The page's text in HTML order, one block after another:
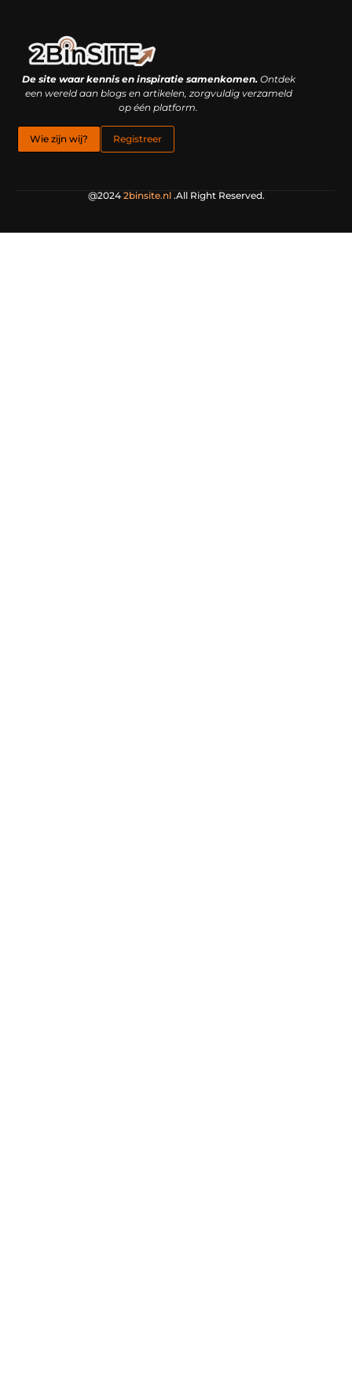
De site waar kennis en inspiratie samenkomen.Ontdek
een wereld aan blogs en artikelen, zorgvuldig verzameld
op één platform.
Wie zijn wij? Registreer
@2024 2binsite.nl.All Right Reserved.